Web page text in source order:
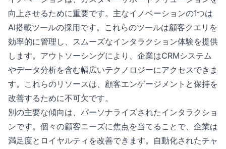
向上させるために重要です。主なイノベーションの1つは
AI搭載ツールの採用です。これらのツールは顧客クエリを
効率的に管理し、スムーズなインタラクション体験を提供
します。アウトソーシングにより、企業はCRMシステム
やデータ分析を含む幅広いテクノロジーにアクセスできま
す。これらのリソースは、顧客エンゲージメントと保持を
改善するために不可欠です。
別の主要な傾向は、パーソナライズされたインタラクショ
ンです。個々の顧客ニーズに焦点を当てることで、企業は
満足度とロイヤルティを改善できます。自動化されたチャ